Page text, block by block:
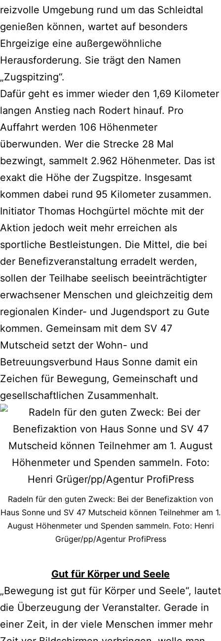
reizvolle Umgebung rund um das Schleidtal
genießen können, wartet auf besonders
Ehrgeizige eine außergewöhnliche
Herausforderung. Sie trägt den Namen
„Zugspitzing“.
Dafür geht es immer wieder den 1,69 Kilometer
langen Anstieg nach Rodert hinauf. Pro
Auffahrt werden 106 Höhenmeter
überwunden. Wer die Strecke 28 Mal
bezwingt, sammelt 2.962 Höhenmeter. Das ist
exakt die Höhe der Zugspitze. Insgesamt
kommen dabei rund 95 Kilometer zusammen.
Initiator Thomas Hochgürtel möchte mit der
Aktion jedoch weit mehr erreichen als
sportliche Bestleistungen. Die Mittel, die bei
der Benefizveranstaltung erradelt werden,
sollen der Teilhabe seelisch beeinträchtigter
erwachsener Menschen und gleichzeitig dem
regionalen Kinder- und Jugendsport zu Gute
kommen. Gemeinsam mit dem SV 47
Mutscheid setzt der Wohn- und
Betreuungsverbund Haus Sonne damit ein
Zeichen für Bewegung, Gemeinschaft und
gesellschaftlichen Zusammenhalt.
Radeln für den guten Zweck: Bei der Benefizaktion von
Haus Sonne und SV 47 Mutscheid können Teilnehmer am 1.
August Höhenmeter und Spenden sammeln. Foto: Henri
Grüger/pp/Agentur ProfiPress
Gut für Körper und Seele
„Bewegung ist gut für Körper und Seele“, lautet
die Überzeugung der Veranstalter. Gerade in
einer Zeit, in der viele Menschen immer mehr